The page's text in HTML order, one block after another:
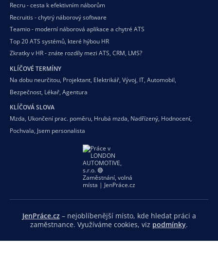
Recru - cesta k efektivním náborům
Recruitis - chytrý náborový software
Teamio - moderní náborová aplikace a chytré ATS
Top 20 ATS systémů, které hýbou HR
Zkratky v HR - znáte rozdíly mezi ATS, CRM, LMS?
KLÍČOVÉ TERMÍNY
Na dobu neurčitou, Projektant, Elektrikář, Vývoj, IT, Automobil,
Bezpečnost, Lékař, Agentura
KLÍČOVÁ SLOVA
Mzda, Ukončení prac. poměru, Hrubá mzda, Nadřízený, Hodnocení,
Pochvala, Jsem personalista
JenPráce.cz – nejoblíbenější místo, kde hledat práci a
zaměstnance. Využíváme cookies, viz podmínky.